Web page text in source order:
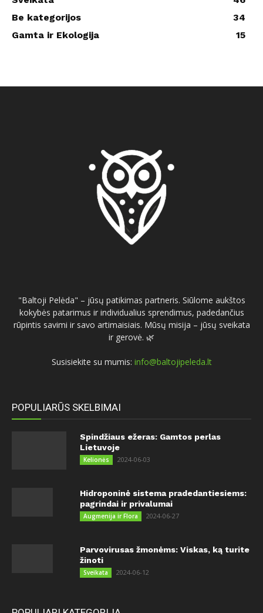
Be kategorijos
34
Gamta ir Ekologija
15
"Baltoji Pelėda" – jūsų patikimas partneris. Siūlome aukštos
kokybės patarimus ir individualius sprendimus, padedančius
rūpintis savimi ir savo artimaisiais. Mūsų misija – jūsų sveikata
ir gerovė. 🌿
Susisiekite su mumis: info@baltojipeleda.lt
POPULIARŪS SKELBIMAI
Spindžiaus ežeras: Gamtos perlas
Lietuvoje
Kelionės 2024-06-03
Hidroponinė sistema pradedantiesiems:
pagrindai ir privalumai
Augmenija ir Flora 2024-06-27
Parvovirusas žmonėms: Viskas, ką turite
žinoti
Sveikata 2024-06-12